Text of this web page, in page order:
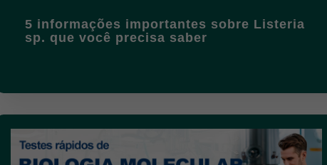
5 informações importantes sobre Listeria
sp. que você precisa saber